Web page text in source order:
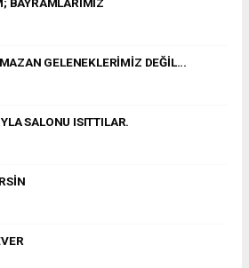
GELENEKLERİMİZ DEĞİL...
SALONU ISITTILAR.